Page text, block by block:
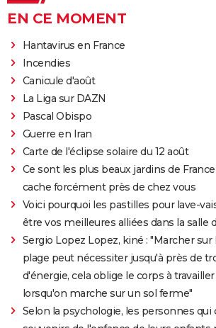
EN CE MOMENT
Hantavirus en France
Incendies
Canicule d'août
La Liga sur DAZN
Pascal Obispo
Guerre en Iran
Carte de l'éclipse solaire du 12 août
Ce sont les plus beaux jardins de
cache forcément près de chez vous
Voici pourquoi les pastilles pour lave-
être vos meilleures alliées dans la salle
Sergio Lopez Lopez, kiné : "Marcher sur
plage peut nécessiter jusqu'à près de
d'énergie, cela oblige le corps à
lorsqu'on marche sur un sol ferme"
Selon la psychologie, les personnes qui